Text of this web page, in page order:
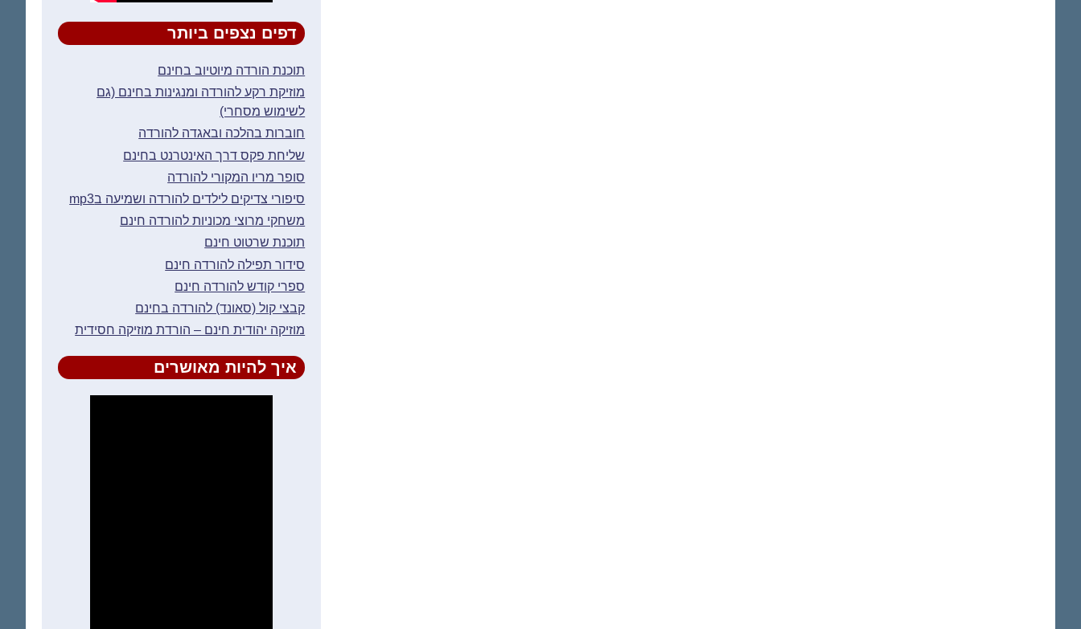
דפים נצפים ביותר
תוכנת הורדה מיוטיוב בחינם
מוזיקת רקע להורדה ומנגינות בחינם (גם
לשימוש מסחרי)
חוברות בהלכה ובאגדה להורדה
שליחת פקס דרך האינטרנט בחינם
סופר מריו המקורי להורדה
סיפורי צדיקים לילדים להורדה ושמיעה בmp3
משחקי מרוצי מכוניות להורדה חינם
תוכנת שרטוט חינם
סידור תפילה להורדה חינם
ספרי קודש להורדה חינם
קבצי קול (סאונד) להורדה בחינם
מוזיקה יהודית חינם – הורדת מוזיקה חסידית
איך להיות מאושרים